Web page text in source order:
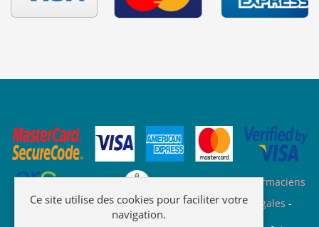
Site de l'ordre des pharmaciens
Plan du site-Qui sommes nous-Informations légales -
Confidentialité
Ce site utilise des cookies pour faciliter votre
navigation.